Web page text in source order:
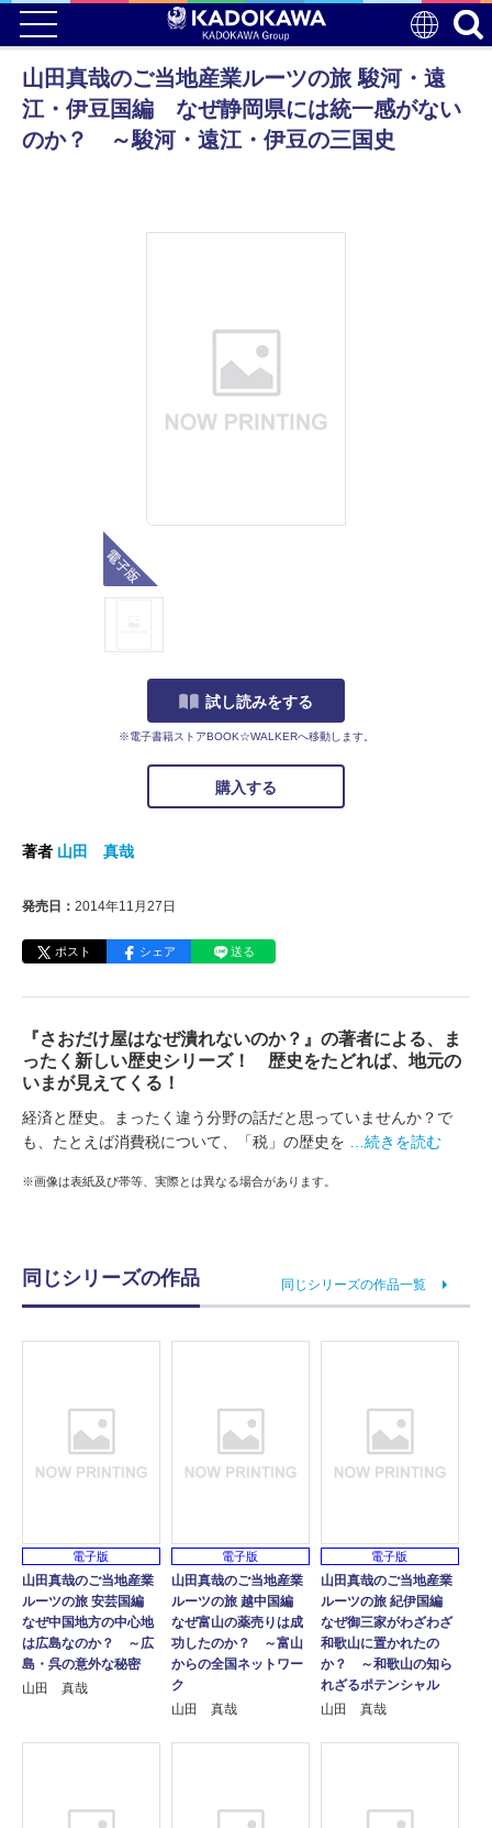
山田真哉のご当地産業ルーツの旅 駿河・遠
江・伊豆国編 なぜ静岡県には統一感がない
のか？ ～駿河・遠江・伊豆の三国史
試し読みをする
※電子書籍ストアBOOK☆WALKERへ移動します。
購入する
著者 山田 真哉
発売日： 2014年11月27日
ポスト シェア 送る
『さおだけ屋はなぜ潰れないのか？』の著者による、ま
ったく新しい歴史シリーズ！ 歴史をたどれば、地元の
いまが見えてくる！
経済と歴史。まったく違う分野の話だと思っていませんか？で
も、たとえば消費税について、「税」の歴史を
…続きを読む
※画像は表紙及び帯等、実際とは異なる場合があります。
同じシリーズの作品 同じシリーズの作品一覧
電子版
山田真哉のご当地産業
ルーツの旅 安芸国編
なぜ中国地方の中心地
は広島なのか？ ～広
島・呉の意外な秘密
山田 真哉
電子版
山田真哉のご当地産業
ルーツの旅 越中国編
なぜ富山の薬売りは成
功したのか？ ～富山
からの全国ネットワー
ク
山田 真哉
電子版
山田真哉のご当地産業
ルーツの旅 紀伊国編
なぜ御三家がわざわざ
和歌山に置かれたの
か？ ～和歌山の知ら
れざるポテンシャル
山田 真哉